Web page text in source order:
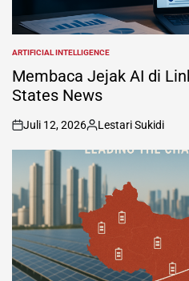
POSTED
IN
ARTIFICIAL INTELLIGENCE
Membaca Jejak AI di
States News
on
Juli 12, 2026
Posted
by
Lestari Sukidi